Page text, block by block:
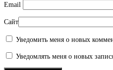
Email
Сайт
Уведомить меня о новых
Уведомлять меня о новых